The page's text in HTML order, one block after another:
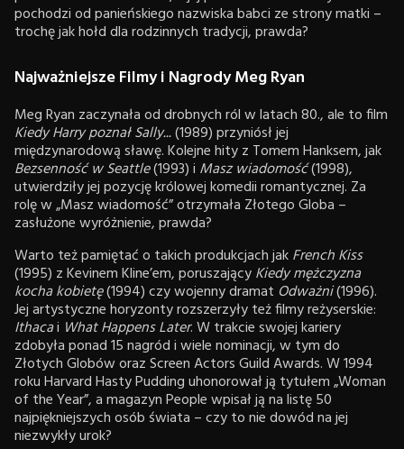
pochodzi od panieńskiego nazwiska babci ze strony matki –
trochę jak hołd dla rodzinnych tradycji, prawda?
Najważniejsze Filmy i Nagrody Meg Ryan
Meg Ryan zaczynała od drobnych ról w latach 80., ale to film
Kiedy Harry poznał Sally...(1989) przyniósł jej
międzynarodową sławę. Kolejne hity z Tomem Hanksem, jak
Bezsenność w Seattle(1993) i Masz wiadomość(1998),
utwierdziły jej pozycję królowej komedii romantycznej. Za
rolę w „Masz wiadomość” otrzymała Złotego Globa –
zasłużone wyróżnienie, prawda?
Warto też pamiętać o takich produkcjach jakFrench Kiss
(1995) z Kevinem Kline’em, poruszającyKiedy mężczyzna
kocha kobietę(1994) czy wojenny dramat Odważni(1996).
Jej artystyczne horyzonty rozszerzyły też filmy reżyserskie:
Ithacai What Happens Later. W trakcie swojej kariery
zdobyła ponad 15 nagród i wiele nominacji, w tym do
Złotych Globów oraz Screen Actors Guild Awards. W 1994
roku Harvard Hasty Pudding uhonorował ją tytułem „Woman
of the Year”, a magazyn People wpisał ją na listę 50
najpiękniejszych osób świata – czy to nie dowód na jej
niezwykły urok?